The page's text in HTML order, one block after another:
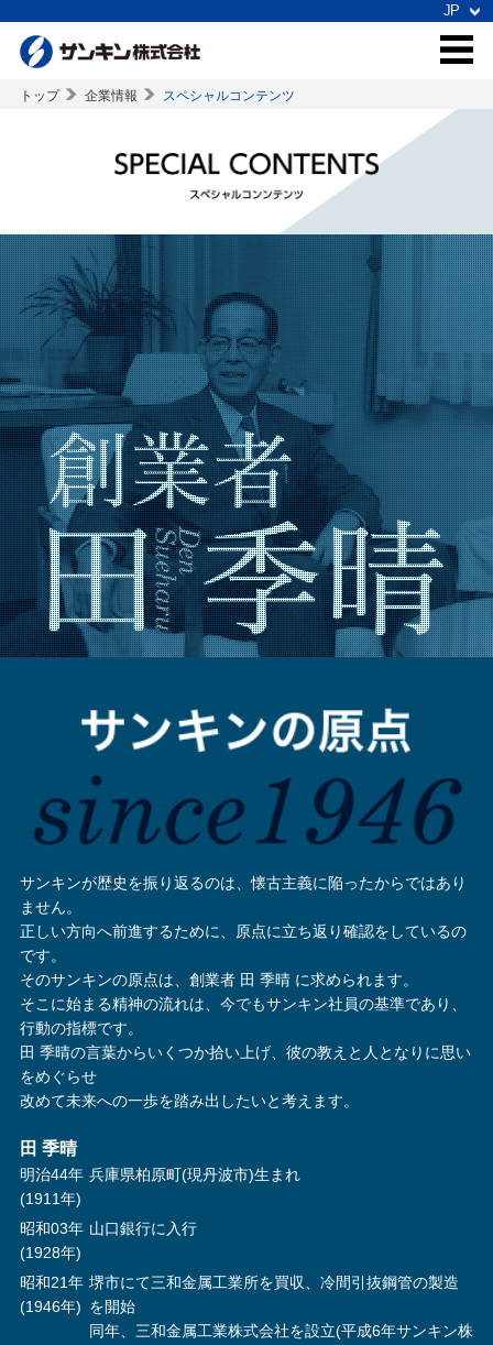
トップ 企業情報 スペシャルコンテンツ
サンキンが歴史を振り返るのは、懐古主義に陥ったからではあり
ません。
正しい方向へ前進するために、原点に立ち返り確認をしているの
です。
そのサンキンの原点は、創業者 田 季晴 に求められます。
そこに始まる精神の流れは、今でもサンキン社員の基準であり、
行動の指標です。
田 季晴の言葉からいくつか拾い上げ、彼の教えと人となりに思い
をめぐらせ
改めて未来への一歩を踏み出したいと考えます。
田 季晴
明治44年
(1911年)
兵庫県柏原町(現丹波市)生まれ
昭和03年
(1928年)
山口銀行に入行
昭和21年
(1946年)
堺市にて三和金属工業所を買収、冷間引抜鋼管の製造
を開始
同年、三和金属工業株式会社を設立(平成6年サンキン株